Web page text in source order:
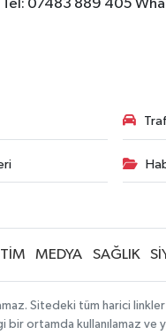
Tel: 07483 889 405
MEDYA SAĞLIK
Sitedeki tüm harici linkler
bir ortamda kullanılamaz ve